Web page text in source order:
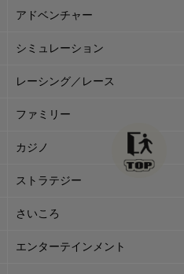
アドベンチャー
シミュレーション
レーシング／レース
ファミリー
カジノ
ストラテジー
さいころ
エンターテインメント